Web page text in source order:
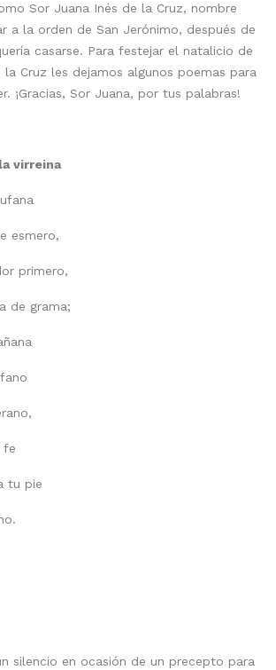
Sor Juana Inés de la Cruz, nombre
a la orden de San Jerónimo, después de
casarse. Para festejar el natalicio de
la Cruz les dejamos algunos poemas para
¡Gracias, Sor Juana, por tus palabras!
virreina
esmero,
primero,
de grama;
fe
tu pie
silencio en ocasión de un precepto para